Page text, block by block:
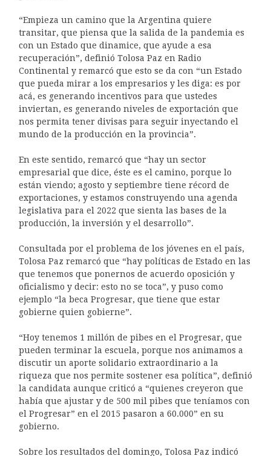
“Empieza un camino que la Argentina quiere
transitar, que piensa que la salida de la pandemia es
con un Estado que dinamice, que ayude a esa
recuperación”, definió Tolosa Paz en Radio
Continental y remarcó que esto se da con “un Estado
que pueda mirar a los empresarios y les diga: es por
acá, es generando incentivos para que ustedes
inviertan, es generando niveles de exportación que
nos permita tener divisas para seguir inyectando el
mundo de la producción en la provincia”.
En este sentido, remarcó que “hay un sector
empresarial que dice, éste es el camino, porque lo
están viendo; agosto y septiembre tiene récord de
exportaciones, y estamos construyendo una agenda
legislativa para el 2022 que sienta las bases de la
producción, la inversión y el desarrollo”.
Consultada por el problema de los jóvenes en el país,
Tolosa Paz remarcó que “hay políticas de Estado en las
que tenemos que ponernos de acuerdo oposición y
oficialismo y decir: esto no se toca”, y puso como
ejemplo “la beca Progresar, que tiene que estar
gobierne quien gobierne”.
“Hoy tenemos 1 millón de pibes en el Progresar, que
pueden terminar la escuela, porque nos animamos a
discutir un aporte solidario extraordinario a la
riqueza que nos permite sostener esa política”, definió
la candidata aunque criticó a “quienes creyeron que
había que ajustar y de 500 mil pibes que teníamos con
el Progresar” en el 2015 pasaron a 60.000” en su
gobierno.
Sobre los resultados del domingo, Tolosa Paz indicó